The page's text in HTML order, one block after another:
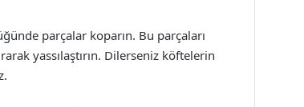
parçalar koparın. Bu parçaları
yassılaştırın. Dilerseniz köftelerin